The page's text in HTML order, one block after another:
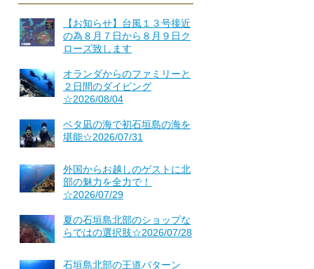
【お知らせ】台風１３号接近
の為８月７日から８月９日ク
ローズ致します
オランダからのファミリーと
２日間のダイビング
☆2026/08/04
ベタ凪の海で初石垣島の海を
堪能☆2026/07/31
外国からお越しのゲストに北
部の魅力を全力で！
☆2026/07/29
夏の石垣島北部のショップな
らではの選択肢☆2026/07/28
石垣島北部の王道パターン